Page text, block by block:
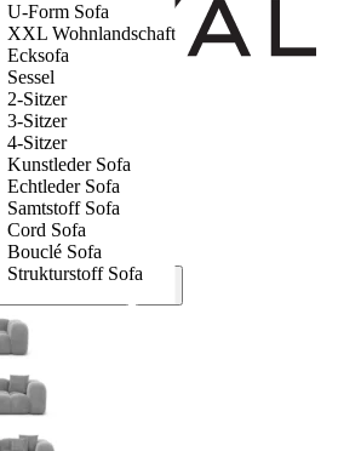
U-Form Sofa
XXL Wohnlandschaft
Ecksofa
Sessel
2-Sitzer
3-Sitzer
4-Sitzer
Kunstleder Sofa
Echtleder Sofa
Samtstoff Sofa
Cord Sofa
Bouclé Sofa
Strukturstoff Sofa